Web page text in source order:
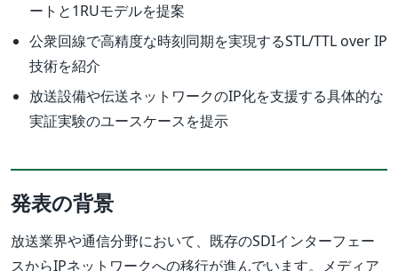
ートと1RUモデルを提案
公衆回線で高精度な時刻同期を実現するSTL/TTL over IP
技術を紹介
放送設備や伝送ネットワークのIP化を支援する具体的な
実証実験のユースケースを提示
発表の背景
放送業界や通信分野において、既存のSDIインターフェー
スからIPネットワークへの移行が進んでいます。メディア